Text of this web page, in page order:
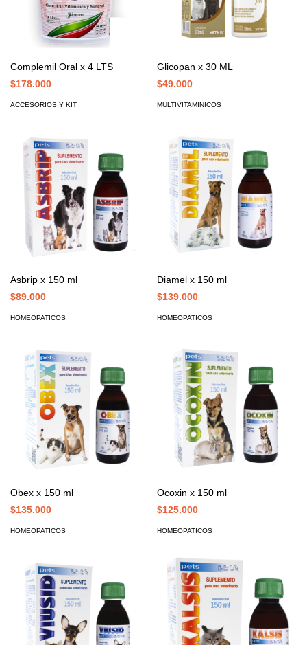
Complemil Oral x 4 LTS
$178.000
ACCESORIOS Y KIT
Glicopan x 30 ML
$49.000
MULTIVITAMINICOS
Asbrip x 150 ml
$89.000
HOMEOPATICOS
Diamel x 150 ml
$139.000
HOMEOPATICOS
Obex x 150 ml
$135.000
HOMEOPATICOS
Ocoxin x 150 ml
$125.000
HOMEOPATICOS